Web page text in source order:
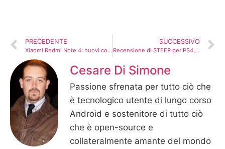
PRECEDENTE
Xiaomi Redmi Note 4: nuovi colori in arrivo
SUCCESSIVO
Recensione di STEEP per PS4, XBOX One e PC
Cesare Di Simone
Passione sfrenata per tutto ciò che
è tecnologico utente di lungo corso
Android e sostenitore di tutto ciò
che è open-source e
collateralmente amante del mondo